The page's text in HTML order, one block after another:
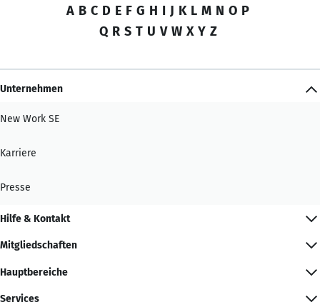
A B C D E F G H I J K L M N O P
Q R S T U V W X Y Z
Unternehmen
New Work SE
Karriere
Presse
Hilfe & Kontakt
Mitgliedschaften
Hauptbereiche
Services